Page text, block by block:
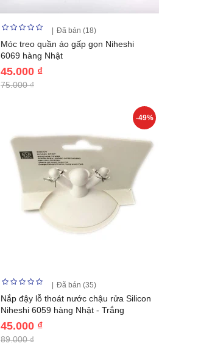
Đã bán (18)
Móc treo quần áo gấp gọn Niheshi
6069 hàng Nhật
45.000 ₫
75.000 ₫
-49%
Đã bán (35)
Nắp đậy lỗ thoát nước chậu rửa Silicon
Niheshi 6059 hàng Nhật - Trắng
45.000 ₫
89.000 ₫